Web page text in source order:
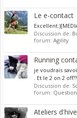
Le e-contact
Discussion de:
forum: Agility
Running
je voudrais
. Et le 2 on 2
Discussion de:
forum:
Ateliers